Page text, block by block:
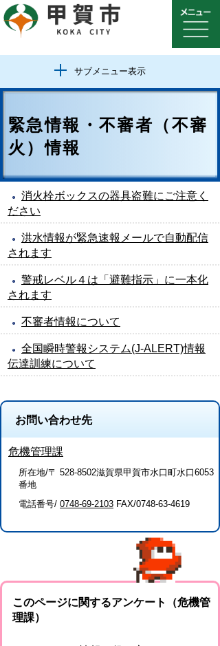
サブメニュー表示
緊急情報・不審者（不審
火）情報
消火栓ボックスの器具盗難にご注意く
ださい
洪水情報が緊急速報メールで自動配信
されます
警戒レベル４は「避難指示」に一本化
されます
不審者情報について
全国瞬時警報システム(J-ALERT)情報
伝達訓練について
お問い合わせ先
危機管理課
所在地/〒 528-8502滋賀県甲賀市水口町水口6053
番地
電話番号/ 0748-69-2103 FAX/0748-63-4619
このページに関するアンケート（危機管
理課）